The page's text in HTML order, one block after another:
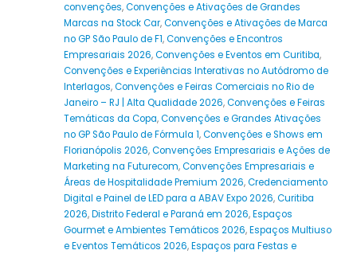
convenções,Convenções e Ativações de Grandes
Marcas na Stock Car,Convenções e Ativações de Marca
no GP São Paulo de F1,Convenções e Encontros
Empresariais 2026,Convenções e Eventos em Curitiba,
Convenções e Experiências Interativas no Autódromo de
Interlagos,Convenções e Feiras Comerciais no Rio de
Janeiro – RJ | Alta Qualidade 2026,Convenções e Feiras
Temáticas da Copa,Convenções e Grandes Ativações
no GP São Paulo de Fórmula 1,Convenções e Shows em
Florianópolis 2026,Convenções Empresariais e Ações de
Marketing na Futurecom,Convenções Empresariais e
Áreas de Hospitalidade Premium 2026,Credenciamento
Digital e Painel de LED para a ABAV Expo 2026,Curitiba
2026,Distrito Federal e Paraná em 2026,Espaços
Gourmet e Ambientes Temáticos 2026,Espaços Multiuso
e Eventos Temáticos 2026,Espaços para Festas e